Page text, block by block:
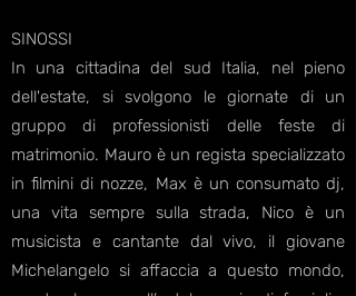
SINOSSI
In una cittadina del sud Italia, nel pieno
dell'estate, si svolgono le giornate di un
gruppo di professionisti delle feste di
matrimonio. Mauro è un regista specializzato
in filmini di nozze, Max è un consumato dj,
una vita sempre sulla strada, Nico è un
musicista e cantante dal vivo, il giovane
Michelangelo si affaccia a questo mondo,